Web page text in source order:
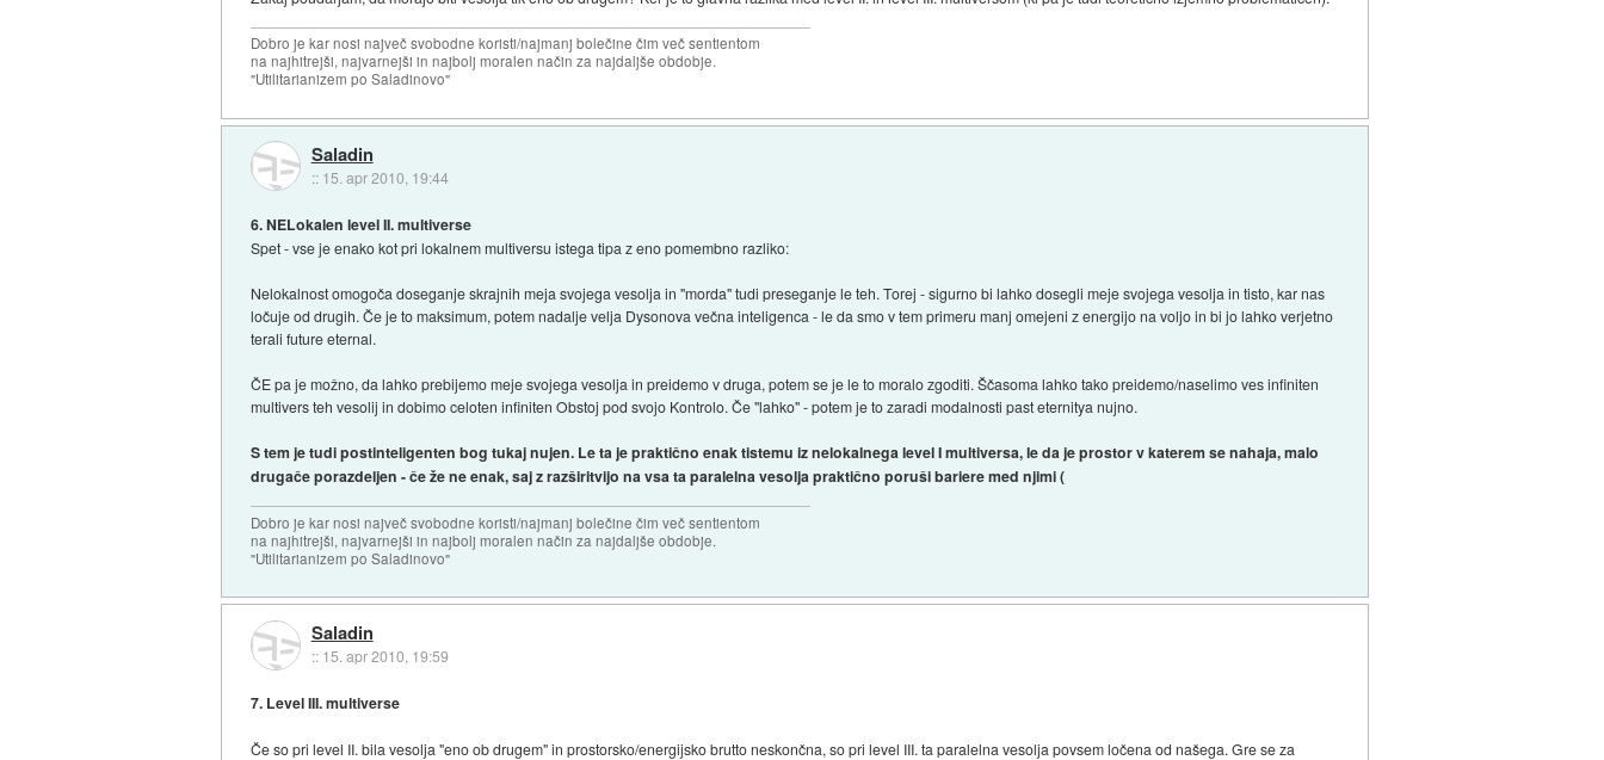
Dobro je kar nosi največ svobodne koristi/najmanj bolečine čim več sentientom
na najhitrejši, najvarnejši in najbolj moralen način za najdaljše obdobje.
"Utilitarianizem po Saladinovo"
Saladin
:: 15. apr 2010, 19:44
6. NELokalen level II. multiverse
Spet - vse je enako kot pri lokalnem multiversu istega tipa z eno pomembno razliko:
Nelokalnost omogoča doseganje skrajnih meja svojega vesolja in "morda" tudi preseganje le teh. Torej - sigurno bi lahko dosegli meje svojega vesolja in tisto, kar nas
ločuje od drugih. Če je to maksimum, potem nadalje velja Dysonova večna inteligenca - le da smo v tem primeru manj omejeni z energijo na voljo in bi jo lahko verjetno
terali future eternal.
ČE pa je možno, da lahko prebijemo meje svojega vesolja in preidemo v druga, potem se je le to moralo zgoditi. Ščasoma lahko tako preidemo/naselimo ves infiniten
multivers teh vesolij in dobimo celoten infiniten Obstoj pod svojo Kontrolo. Če "lahko" - potem je to zaradi modalnosti past eternitya nujno.
S tem je tudi postinteligenten bog tukaj nujen. Le ta je praktično enak tistemu iz nelokalnega level I multiversa, le da je prostor v katerem se nahaja, malo
drugače porazdeljen - če že ne enak, saj z razširitvijo na vsa ta paralelna vesolja praktično poruši bariere med njimi (
Dobro je kar nosi največ svobodne koristi/najmanj bolečine čim več sentientom
na najhitrejši, najvarnejši in najbolj moralen način za najdaljše obdobje.
"Utilitarianizem po Saladinovo"
Saladin
:: 15. apr 2010, 19:59
7. Level III. multiverse
Če so pri level II. bila vesolja "eno ob drugem" in prostorsko/energijsko brutto neskončna, so pri level III. ta paralelna vesolja povsem ločena od našega. Gre se za